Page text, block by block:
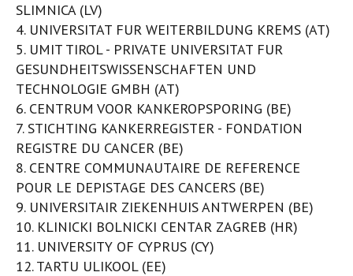
SLIMNICA (LV)
4. UNIVERSITAT FUR WEITERBILDUNG KREMS (AT)
5. UMIT TIROL - PRIVATE UNIVERSITAT FUR
GESUNDHEITSWISSENSCHAFTEN UND
TECHNOLOGIE GMBH (AT)
6. CENTRUM VOOR KANKEROPSPORING (BE)
7. STICHTING KANKERREGISTER - FONDATION
REGISTRE DU CANCER (BE)
8. CENTRE COMMUNAUTAIRE DE REFERENCE
POUR LE DEPISTAGE DES CANCERS (BE)
9. UNIVERSITAIR ZIEKENHUIS ANTWERPEN (BE)
10. KLINICKI BOLNICKI CENTAR ZAGREB (HR)
11. UNIVERSITY OF CYPRUS (CY)
12. TARTU ULIKOOL (EE)